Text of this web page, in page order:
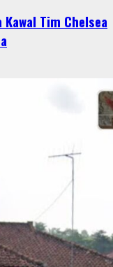
Tim Chelsea